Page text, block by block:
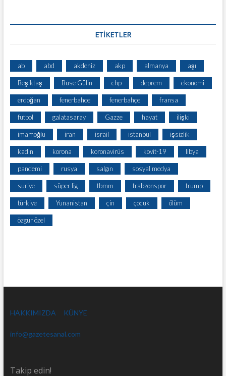
ETİKETLER
ab abd akdeniz akp almanya aşı
Beşiktaş Buse Gülin chp deprem ekonomi
erdoğan fenerbahce fenerbahçe fransa
futbol galatasaray Gazze hayat ilişki
imamoğlu iran israil istanbul işsizlik
kadın korona koronavirüs kovit-19 libya
pandemi rusya salgın sosyal medya
suriye süper lig tbmm trabzonspor trump
türkiye Yunanistan çin çocuk ölüm
özgür özel
HAKKIMIZDA KÜNYE
info@gazetesanal.com
Takip edin!